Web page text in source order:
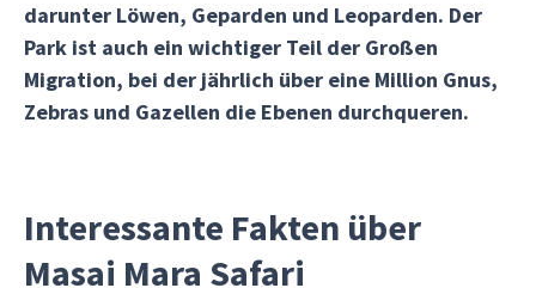
darunter Löwen, Geparden und Leoparden. Der
Park ist auch ein wichtiger Teil der Großen
Migration, bei der jährlich über eine Million Gnus,
Zebras und Gazellen die Ebenen durchqueren.
Interessante Fakten über
Masai Mara Safari